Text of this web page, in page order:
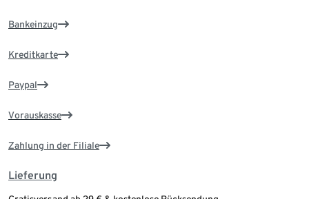
Bankeinzug
Kreditkarte
Paypal
Vorauskasse
Zahlung in der Filiale
Lieferung